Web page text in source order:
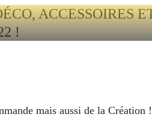
mais aussi de la Création !